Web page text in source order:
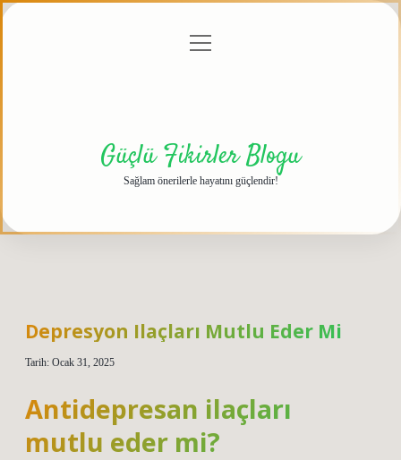
menüyü
Güçlü Fikirler Blogu
Sağlam önerilerle hayatını güçlendir!
Depresyon Ilaçları Mutlu Eder Mi
Tarih: Ocak 31, 2025
Antidepresan ilaçları
mutlu eder mi?